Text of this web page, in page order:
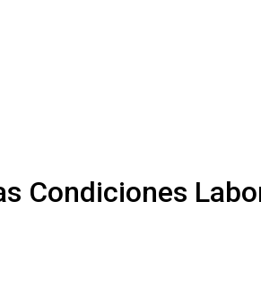
Condiciones